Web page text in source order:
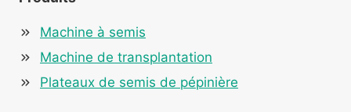
Machine à semis
Machine de transplantation
Plateaux de semis de pépinière